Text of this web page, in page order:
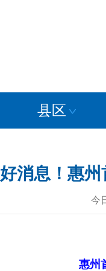
县区
好消息！惠
今
惠州